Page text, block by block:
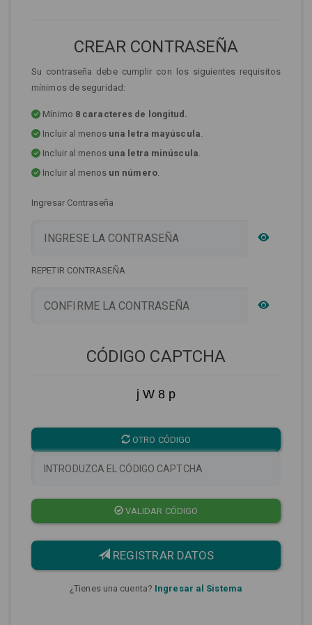
CREAR CONTRASEÑA
Su contraseña debe cumplir con los siguientes requisitos
mínimos de seguridad:
Mínimo 8 caracteres de longitud.
Incluir al menos una letra mayúscula.
Incluir al menos una letra minúscula.
Incluir al menos un número.
Ingresar Contraseña
REPETIR CONTRASEÑA
CÓDIGO CAPTCHA
j W 8 p
OTRO CÓDIGO
VALIDAR CÓDIGO
REGISTRAR DATOS
¿Tienes una cuenta? Ingresar al Sistema